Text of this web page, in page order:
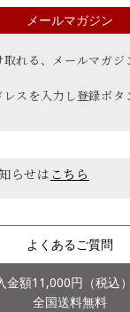
メールマガジン
れる、メールマガジ
スを入力し登録ボタ
らせは こちら
よくあるご質問
金額11,000円（税込
全国送料無料